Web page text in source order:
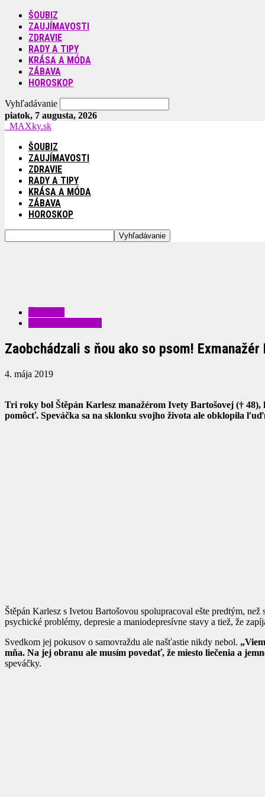
ŠOUBIZ
ZAUJÍMAVOSTI
ZDRAVIE
RADY A TIPY
KRÁSA A MÓDA
ZÁBAVA
HOROSKOP
Vyhľadávanie
piatok, 7 augusta, 2026
MAXky.sk
ŠOUBIZ
ZAUJÍMAVOSTI
ZDRAVIE
RADY A TIPY
KRÁSA A MÓDA
ZÁBAVA
HOROSKOP
Zaobchádzali s ňou ako so psom!
4. mája 2019
Tri roky bol Štěpán Karlesz manažérom Ivety Bartošovej (†
pomôcť. Speváčka sa na sklonku svojho života ale obklopila
Štěpán Karlesz s Ivetou Bartošovou spolupracoval ešte predtým,
psychické problémy, depresie a maniodepresívne stavy a tiež, že
Svedkom jej pokusov o samovraždu ale našťastie nikdy nebol.
mňa. Na jej obranu ale musím povedať, že miesto liečenia a
speváčky.